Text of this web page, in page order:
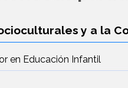
y a la
en Educación Infantil